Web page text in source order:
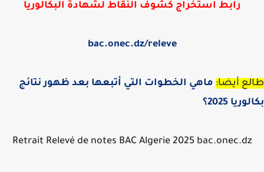
رابط استخراج كشوف النقاط لشهادة البكالوريا
bac.onec.dz/releve
أيضا: ماهي الخطوات التي أتبعها بعد ظهور نتائج
2025؟
Retrait Relevé de notes BAC Algerie 2025 bac.onec.dz